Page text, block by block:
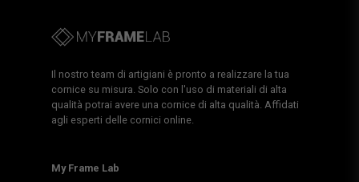
Il nostro team di artigiani è pronto a realizzare la tua
cornice su misura. Solo con l'uso di materiali di alta
qualità potrai avere una cornice di alta qualità. Affidati
agli esperti delle cornici online.
My Frame Lab